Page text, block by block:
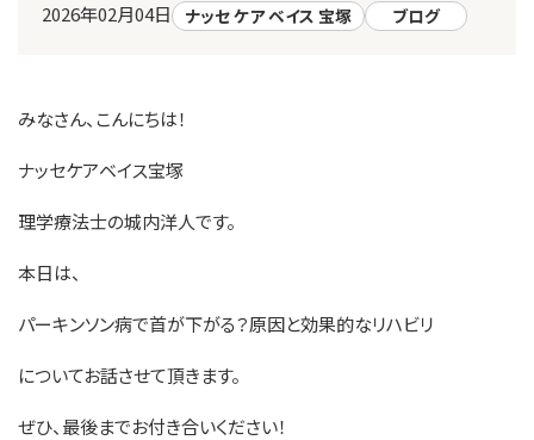
2026年02月04日 ナッセ ケア ベイス 宝塚 ブログ
みなさん、こんにちは！
ナッセケアベイス宝塚
理学療法士の城内洋人です。
本日は、
パーキンソン病で首が下がる？原因と効果的なリハビリ
についてお話させて頂きます。
ぜひ、最後までお付き合いください！